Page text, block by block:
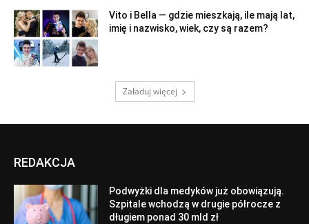
Vito i Bella — gdzie mieszkają, ile mają lat,
imię i nazwisko, wiek, czy są razem?
Załaduj więcej
REDAKCJA
Podwyżki dla medyków już obowiązują.
Szpitale wchodzą w drugie półrocze z
długiem ponad 30 mld zł